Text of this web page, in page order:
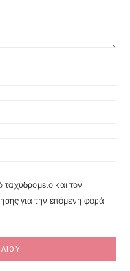
και τον
για την επόμενη φορά